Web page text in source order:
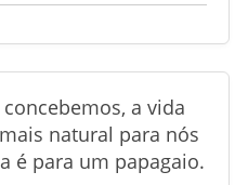
a vida
natural para nós
é para um papagaio.